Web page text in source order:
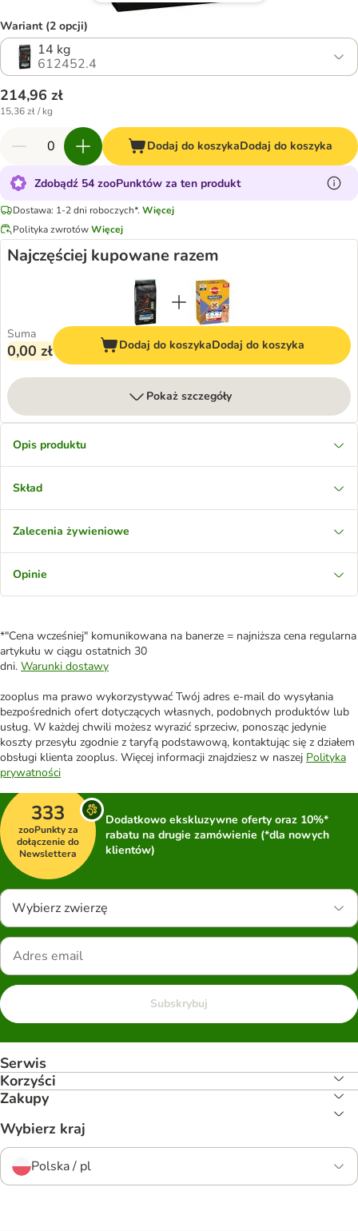
Wariant (2 opcji)
14 kg
612452.4
214,96 zł
15,36 zł / kg
Dodaj do koszykaDodaj do koszyka
Zdobądź 54 zooPunktów za ten produkt
Dostawa: 1-2 dni roboczych*. Więcej
Polityka zwrotówWięcej
Najczęściej kupowane razem
Suma
0,00 zł Dodaj do koszykaDodaj do koszyka
Pokaż szczegóły
Opis produktu
Skład
Zalecenia żywieniowe
Opinie
*"Cena wcześniej" komunikowana na banerze = najniższa cena regularna
artykułu w ciągu ostatnich 30
dni. Warunki dostawy
zooplus ma prawo wykorzystywać Twój adres e-mail do wysyłania
bezpośrednich ofert dotyczących własnych, podobnych produktów lub
usług. W każdej chwili możesz wyrazić sprzeciw, ponosząc jedynie
koszty przesyłu zgodnie z taryfą podstawową, kontaktując się z działem
obsługi klienta zooplus. Więcej informacji znajdziesz w naszej Polityka
prywatności
333
zooPunkty za
dołączenie do
Newslettera
Dodatkowo ekskluzywne oferty oraz 10%*
rabatu na drugie zamówienie (*dla nowych
klientów)
Wybierz zwierzę
Subskrybuj
Serwis
Korzyści
Zakupy
Wybierz kraj
Polska / pl